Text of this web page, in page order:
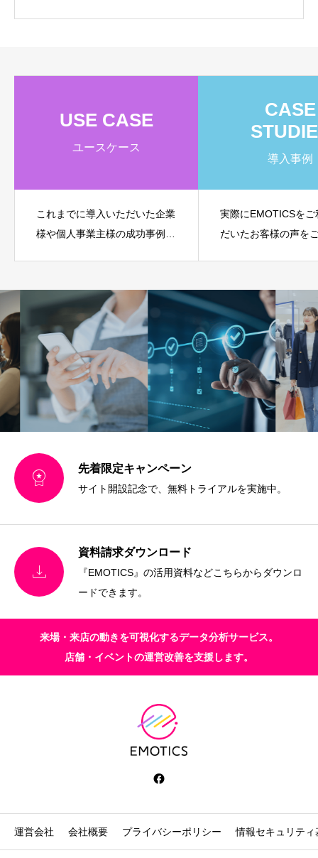
USE CASE
ユースケース
これまでに導入いただいた企業
様や個人事業主様の成功事例を
CASE
導入事例
実際にEMOTICSをご
だいたお客様の声を
 先着限定キャンペーン
サイト開設記念で、無料トライアルを実施中。

資料請求ダウンロード
『EMOTICS』の活用資料などこちらからダウンロ
ードできます。
来場・来店の動きを可視化するデータ分析サービス。
店舗・イベントの運営改善を支援します。
運営会社 会社概要 プライバシーポリシー 情報セキュリティ